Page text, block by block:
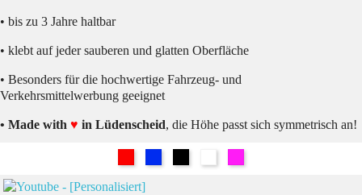
• bis zu 3 Jahre haltbar
• klebt auf jeder sauberen und glatten Oberfläche
• Besonders für die hochwertige Fahrzeug- und
Verkehrsmittelwerbung geeignet
• Made with ♥ in Lüdenscheid, die Höhe passt sich symmetrisch an!